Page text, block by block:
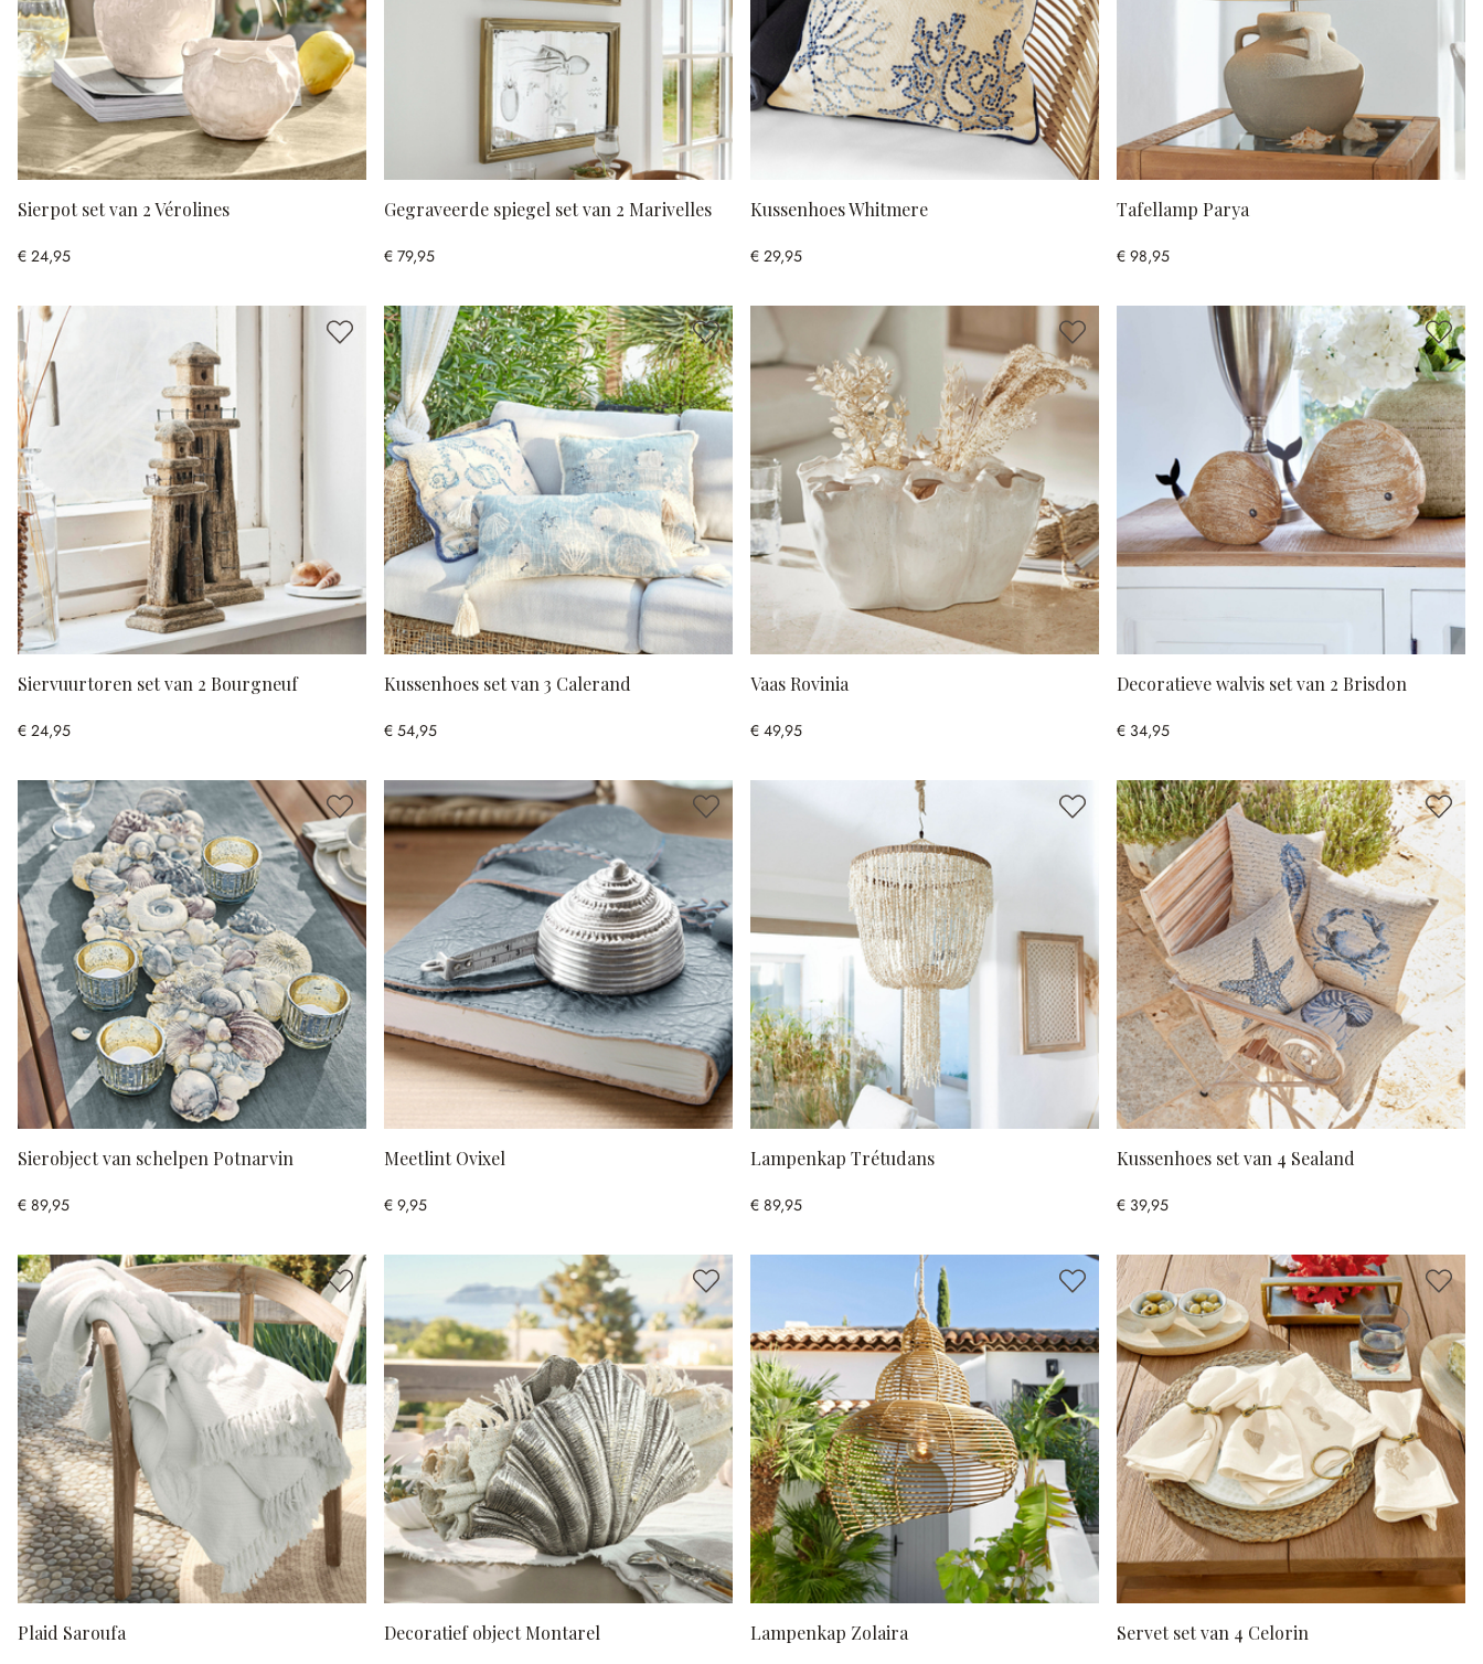
Sierpot set van 2 Vérolines
€ 24,95
Gegraveerde spiegel set van 2 Marivelles
€ 79,95
Kussenhoes Whitmere
€ 29,95
Tafellamp Parya
€ 98,95
Siervuurtoren set van 2 Bourgneuf
€ 24,95
Kussenhoes set van 3 Calerand
€ 54,95
Vaas Rovinia
€ 49,95
Decoratieve walvis set van 2 Brisdon
€ 34,95
Sierobject van schelpen Potnarvin
€ 89,95
Meetlint Ovixel
€ 9,95
Lampenkap Trétudans
€ 89,95
Kussenhoes set van 4 Sealand
€ 39,95
Plaid Saroufa Decoratief object Montarel Lampenkap Zolaira Servet set van 4 Celorin